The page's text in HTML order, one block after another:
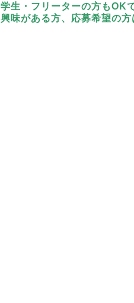
学生・フリーターの方もOK
興味がある方、応募希望の